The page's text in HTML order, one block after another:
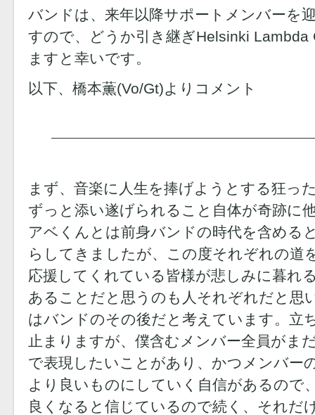
バンドは、来年以降サポートメンバーを
すので、どうか引き継ぎHelsinki
ますと幸いです。
以下、橋本薫(Vo/Gt)よりコメント
まず、音楽に人生を捧げようとする狂っ
ずっと添い遂げられること自体が奇跡に
アベくんとは前身バンドの時代を含める
らしてきましたが、この度それぞれの道
応援してくれている皆様が悲しみに暮れ
あることだと思うのも人それぞれだと思
はバンドのその後だと考えています。立
止まりますが、僕含むメンバー全員がま
で表現したいことがあり、かつメンバー
より良いものにしていく自信があるので
良くなると信じているので続く、それだ